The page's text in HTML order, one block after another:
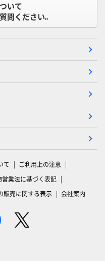
いて
問ください。
て
ご利用上の注意
営業法に基づく表記
販売に関する表示 会社案内